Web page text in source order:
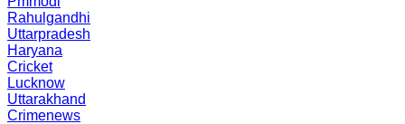
Rahulgandhi
Uttarpradesh
Haryana
Cricket
Lucknow
Uttarakhand
Crimenews